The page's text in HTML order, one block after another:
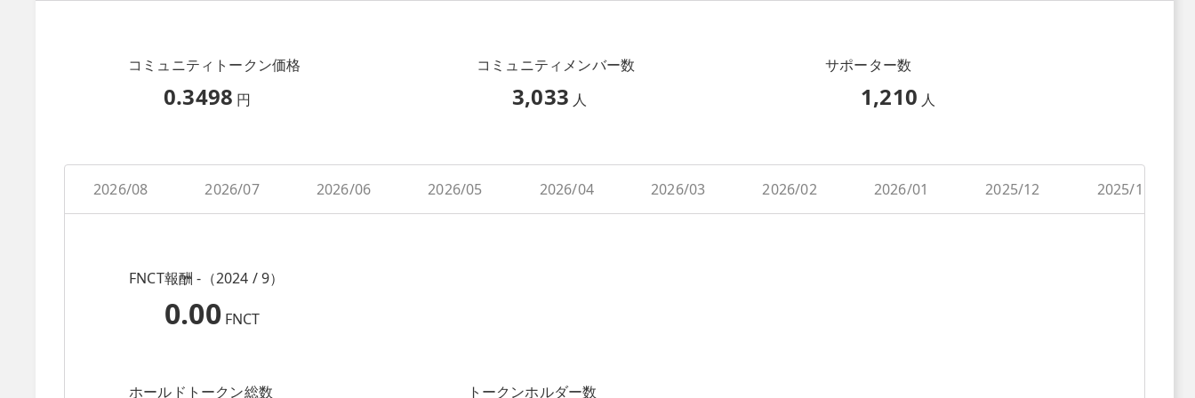
コミュニティトークン価格
0.3498 円
コミュニティメンバー数
3,033 人
サポーター数
1,210 人
2026/08 2026/07 2026/06 2026/05 2026/04 2026/03 2026/02 2026/01 2025/12 2025/11
FNCT報酬 -（2024 / 9）
0.00 FNCT
ホールドトークン総数 トークンホルダー数